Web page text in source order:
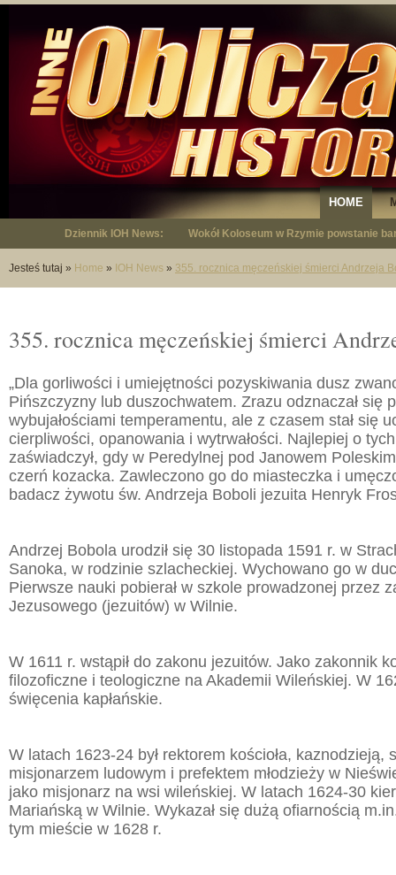
HOME
Dziennik IOH News: Wokół Koloseum w Rzymie powstanie
"Niepodległy - opowieść o Januszu
Jesteś tutaj » Home » IOH News » 355. rocznica męczeńskiej śmierci Andrzeja
355. rocznica męczeńskiej śmierci
„Dla gorliwości i umiejętności pozyskiwania dusz
Pińszczyzny lub duszochwatem. Zrazu odznaczał się
wybujałościami temperamentu, ale z czasem stał się
cierpliwości, opanowania i wytrwałości. Najlepiej o
zaświadczył, gdy w Peredylnej pod Janowem
czerń kozacka. Zawleczono go do miasteczka i
badacz żywotu św. Andrzeja Boboli jezuita Henryk
Andrzej Bobola urodził się 30 listopada 1591 r. w
Sanoka, w rodzinie szlacheckiej. Wychowano go w
Pierwsze nauki pobierał w szkole prowadzonej przez
Jezusowego (jezuitów) w Wilnie.
W 1611 r. wstąpił do zakonu jezuitów. Jako zakonnik
filozoficzne i teologiczne na Akademii Wileńskiej. W
święcenia kapłańskie.
W latach 1623-24 był rektorem kościoła, kaznodzieją,
misjonarzem ludowym i prefektem młodzieży w
jako misjonarz na wsi wileńskiej. W latach 1624-30
Mariańską w Wilnie. Wykazał się dużą ofiarnością
tym mieście w 1628 r.